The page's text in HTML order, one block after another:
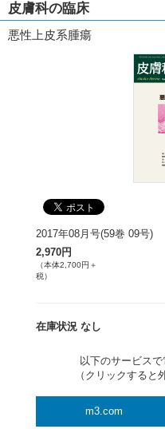
皮膚科の臨床
悪性上皮系腫瘍
2017年08月号(59巻 09号)
2,970円
（本体2,700円＋
税）
在庫状況 なし
以下のサービス
（クリックすると
m3.com